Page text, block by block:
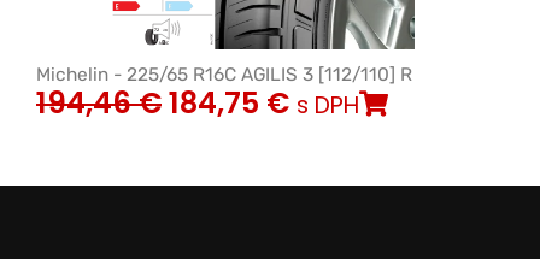
Michelin - 225/65 R16C AGILIS 3 [112/110] R
194,46€184,75 € s DPH